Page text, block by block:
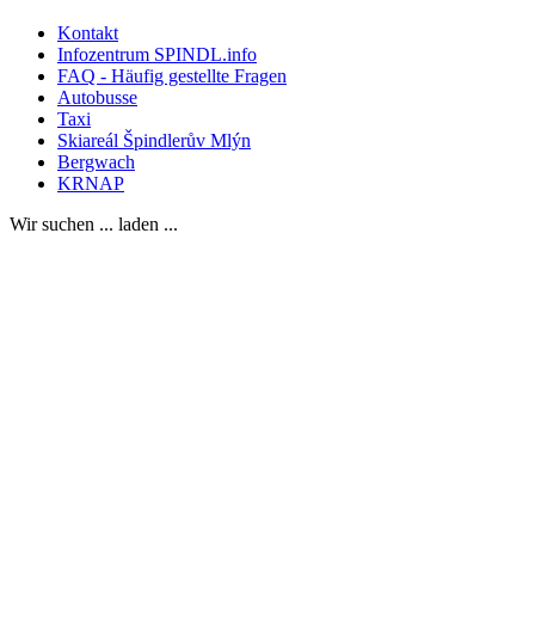
Kontakt
Infozentrum SPINDL.info
FAQ - Häufig gestellte Fragen
Autobusse
Taxi
Skiareál Špindlerův Mlýn
Bergwach
KRNAP
Wir suchen ... laden ...